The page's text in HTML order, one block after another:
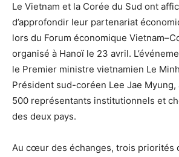
Le Vietnam et la Corée du Sud ont
d’approfondir leur partenariat
lors du Forum économique
organisé à Hanoï le 23 avril.
le Premier ministre vietnamien Le
Président sud-coréen Lee Jae Myung,
500 représentants institutionnels et
des deux pays.
Au cœur des échanges, trois priorités